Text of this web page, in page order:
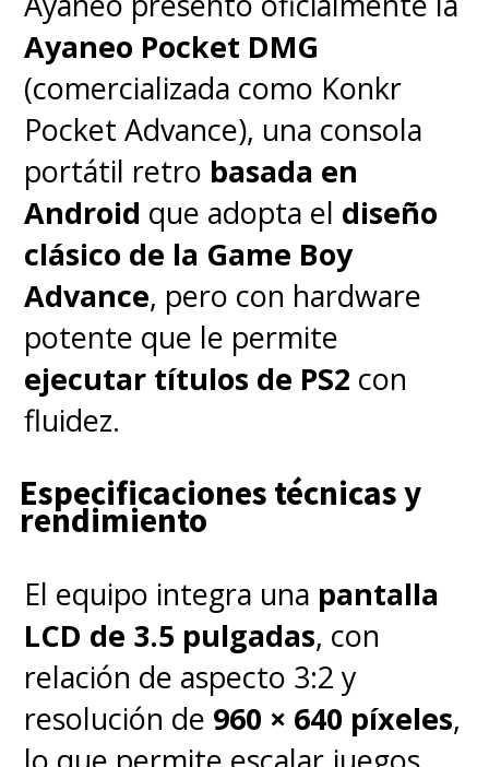
será entre mayo y junio de
este 2025, lejos de la
temporada navideña.
Ayaneo Pocket DMG
(comercializada como Konkr
Pocket Advance), una consola
portátil retro basada en
Android que adopta el diseño
clásico de la Game Boy
Advance, pero con hardware
potente que le permite
ejecutar títulos de PS2 con
fluidez.
Especificaciones técnicas y
rendimiento
El equipo integra una pantalla
LCD de 3.5 pulgadas, con
relación de aspecto 3:2 y
resolución de 960 × 640 píxeles,